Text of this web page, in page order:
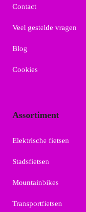
Contact
Veel gestelde vragen
Blog
Cookies
Assortiment
Elektrische fietsen
Stadsfietsen
Mountainbikes
Transportfietsen